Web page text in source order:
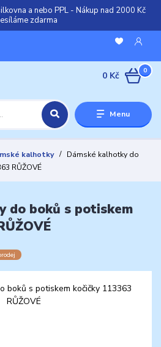
a nebo PPL - Nákup nad 2000 Kč
zdarma
Menu
0
0 Kč
kalhotky
Dámské kalhotky do
RŮŽOVÉ
do boků s potiskem